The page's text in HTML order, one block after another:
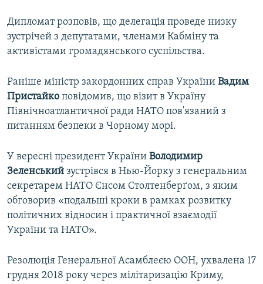
Дипломат розповів, що делегація проведе низку
зустрічей з депутатами, членами Кабміну та
активістами громадянського суспільства.
Раніше міністр закордонних справ України Вадим
Пристайко повідомив, що візит в Україну
Північноатлантичної ради НАТО пов'язаний з
питанням безпеки в Чорному морі.
У вересні президент України Володимир
Зеленський зустрівся в Нью-Йорку з генеральним
секретарем НАТО Єнсом Столтенберґом, з яким
обговорив «подальші кроки в рамках розвитку
політичних відносин і практичної взаємодії
України та НАТО».
Резолюція Генеральної Асамблеєю ООН, ухвалена 17
грудня 2018 року через мілітаризацію Криму,